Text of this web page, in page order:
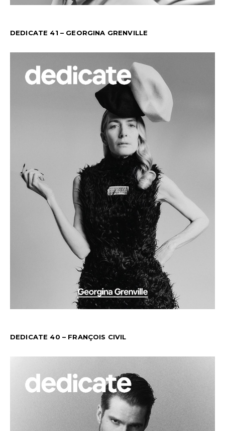
DEDICATE 41 – GEORGINA GRENVILLE
DEDICATE 40 – FRANÇOIS CIVIL